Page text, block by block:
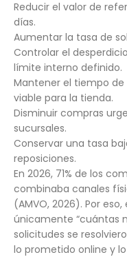
Reducir el valor de
días.
Aumentar la tasa de
Controlar el
límite interno definido.
Mantener el tiempo
viable para la tienda.
Disminuir compras
sucursales.
Conservar una tasa
reposiciones.
En 2026, 71% de los
combinaba canales
(AMVO, 2026). Por
únicamente “cuántas
solicitudes se
lo prometido online y